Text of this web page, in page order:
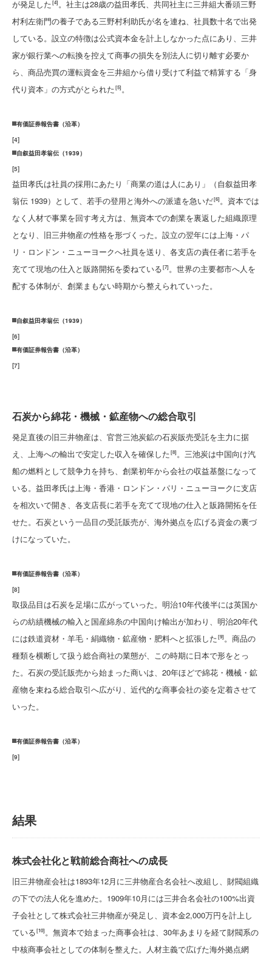
が発足した[4]。社主は28歳の益田孝氏、共同社主に三井組大番頭三野
村利左衛門の養子である三野村利助氏が名を連ね、社員数十名で出発
している。設立の特徴は公式資本金を計上しなかった点にあり、三井
家が銀行業への転換を控えて商事の損失を別法人に切り離す必要か
ら、商品売買の運転資金を三井組から借り受けて利益で精算する「身
代り資本」の方式がとられた[5]。
有価証券報告書（沿革）
[4]
自叙益田孝翁伝（1939）
[5]
益田孝氏は社員の採用にあたり「商業の道は人にあり」（自叙益田孝
翁伝 1939）として、若手の登用と海外への派遣を急いだ[6]。資本では
なく人材で事業を回す考え方は、無資本での創業を裏返した組織原理
となり、旧三井物産の性格を形づくった。設立の翌年には上海・パ
リ・ロンドン・ニューヨークへ社員を送り、各支店の責任者に若手を
充てて現地の仕入と販路開拓を委ねている[7]。世界の主要都市へ人を
配する体制が、創業まもない時期から整えられていった。
自叙益田孝翁伝（1939）
[6]
有価証券報告書（沿革）
[7]
石炭から綿花・機械・鉱産物への総合取引
発足直後の旧三井物産は、官営三池炭鉱の石炭販売受託を主力に据
え、上海への輸出で安定した収入を確保した[8]。三池炭は中国向け汽
船の燃料として競争力を持ち、創業初年から会社の収益基盤になって
いる。益田孝氏は上海・香港・ロンドン・パリ・ニューヨークに支店
を相次いで開き、各支店長に若手を充てて現地の仕入と販路開拓を任
せた。石炭という一品目の受託販売が、海外拠点を広げる資金の裏づ
けになっていた。
有価証券報告書（沿革）
[8]
取扱品目は石炭を足場に広がっていった。明治10年代後半には英国か
らの紡績機械の輸入と国産綿糸の中国向け輸出が加わり、明治20年代
には鉄道資材・羊毛・絹織物・鉱産物・肥料へと拡張した[9]。商品の
種類を横断して扱う総合商社の業態が、この時期に日本で形をとっ
た。石炭の受託販売から始まった商いは、20年ほどで綿花・機械・鉱
産物を束ねる総合取引へ広がり、近代的な商事会社の姿を定着させて
いった。
有価証券報告書（沿革）
[9]
結果
株式会社化と戦前総合商社への成長
旧三井物産会社は1893年12月に三井物産合名会社へ改組し、財閥組織
の下での法人化を進めた。1909年10月には三井合名会社の100%出資
子会社として株式会社三井物産が発足し、資本金2,000万円を計上し
ている[10]。無資本で始まった商事会社は、30年あまりを経て財閥系の
中核商事会社としての体制を整えた。人材主義で広げた海外拠点網